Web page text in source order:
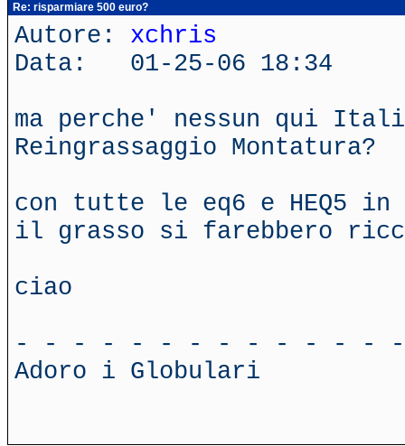
Re: risparmiare 500 euro?
Autore: xchris
Data: 01-25-06 18:34
ma perche' nessun qui
Reingrassaggio Montatura?
con tutte le eq6 e HEQ5
il grasso si farebbero
ciao
- - - - - - - - - - - - -
Adoro i Globulari